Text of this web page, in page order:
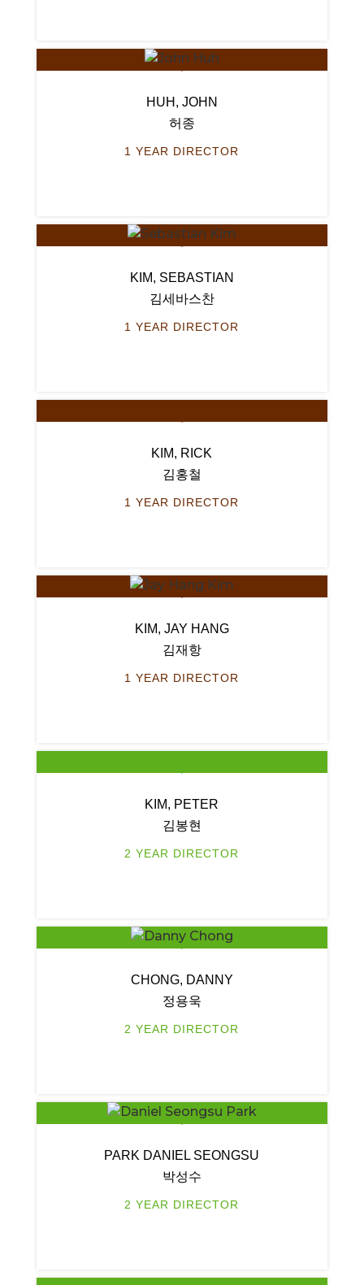
HUH, JOHN
허종
1 YEAR DIRECTOR
KIM, SEBASTIAN
김세바스찬
1 YEAR DIRECTOR
KIM, RICK
김홍철
1 YEAR DIRECTOR
KIM, JAY HANG
김재항
1 YEAR DIRECTOR
KIM, PETER
김봉현
2 YEAR DIRECTOR
CHONG, DANNY
정용욱
2 YEAR DIRECTOR
PARK DANIEL SEONGSU
박성수
2 YEAR DIRECTOR